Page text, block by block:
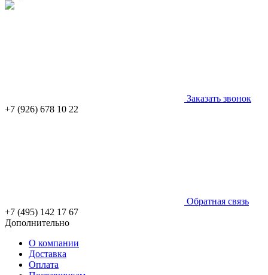
Заказать звонок
+7 (926) 678 10 22
Обратная связь
+7 (495) 142 17 67
Дополнительно
О компании
Доставка
Оплата